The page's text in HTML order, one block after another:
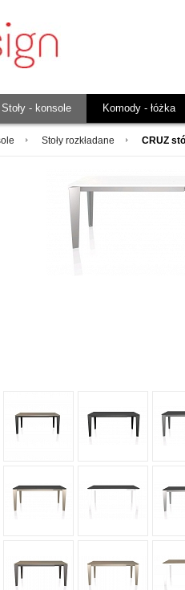
Stoły - konsole Komody - łóżka
Stoły rozkładane CRUZ